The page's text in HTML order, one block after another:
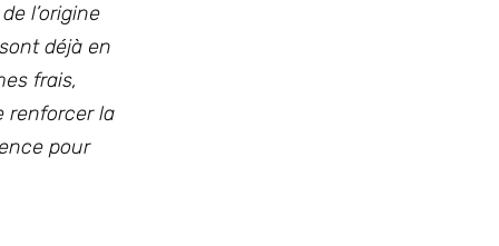
l’origine
déjà en
frais,
renforcer la
pour